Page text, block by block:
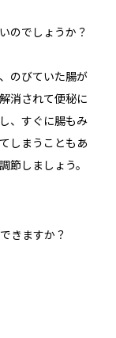
のでしょうか？
のびていた腸が
消されて便秘に
、すぐに腸もみ
しまうこともあ
節しましょう。
きますか？